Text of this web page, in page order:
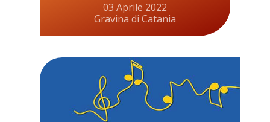
03 Aprile 2022
Gravina di Catania